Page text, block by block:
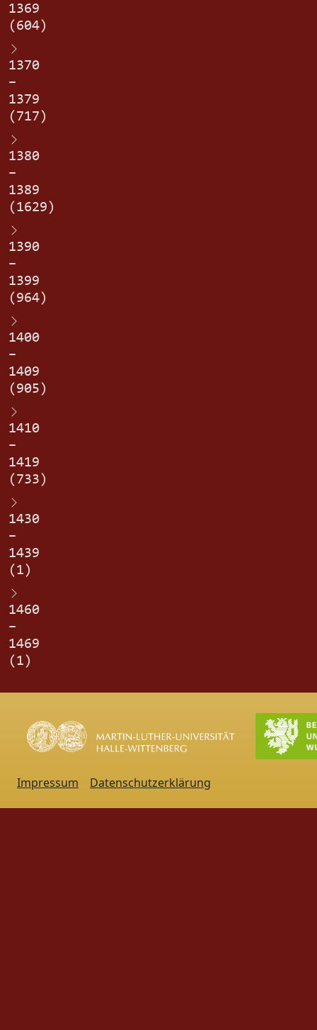
1369
(604)
1370
–
1379
(717)
1380
–
1389
(1629)
1390
–
1399
(964)
1400
–
1409
(905)
1410
–
1419
(733)
1430
–
1439
(1)
1460
–
1469
(1)
Impressum Datenschutzerklärung